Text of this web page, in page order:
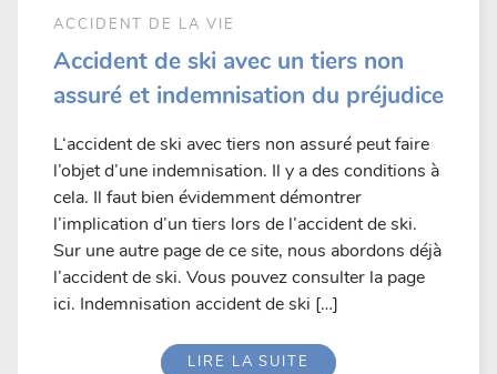
ACCIDENT DE LA VIE
Accident de ski avec un tiers non
assuré et indemnisation du préjudice
L‘accident de ski avec tiers non assuré peut faire
l’objet d’une indemnisation. Il y a des conditions à
cela. Il faut bien évidemment démontrer
l’implication d’un tiers lors de l’accident de ski.
Sur une autre page de ce site, nous abordons déjà
l’accident de ski. Vous pouvez consulter la page
ici. Indemnisation accident de ski […]
LIRE LA SUITE